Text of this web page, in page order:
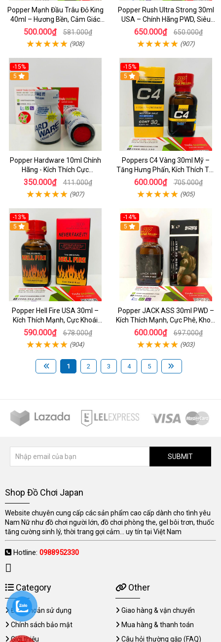
Popper Mạnh Đầu Trâu Đỏ King
40ml – Hương Bền, Cảm Giác
Lâu, Chuẩn Cho Top & Bot
500.000₫ 581.000₫
(908)
Popper Rush Ultra Strong 30ml
USA – Chính Hãng PWD, Siêu
Kích Thích & Tăng Khoái Cảm
650.000₫ 650.000₫
(907)
-15%
5
Popper Hardware 10ml Chính
Hãng - Kích Thích Cực
Nhanh_Hưng Phấn Tột Đỉnh_
Dành Cho LGBT
350.000₫ 411.000₫
(907)
-15%
5
Poppers C4 Vàng 30ml Mỹ –
Tăng Hưng Phấn, Kích Thích Tột
Độ Cho Top & Bot
600.000₫ 705.000₫
(905)
-13%
5
Popper Hell Fire USA 30ml –
Kích Thích Mạnh, Cực Khoái
Thăng Hoa - dochoijapan.com
590.000₫ 678.000₫
(904)
-14%
5
Popper JACK ASS 30ml PWD –
Kích Thích Mạnh, Cực Phê, Khoái
Cảm
600.000₫ 697.000₫
(903)
1 2 3 4 5
SUBMIT
Shop Đồ Chơi Japan
Website chuyên cung cấp các sản phẩm cao cấp dành cho tình yêu
Nam Nữ như đồ chơi người lớn, đồ chơi phòng the, gel bôi trơn, thuốc
tăng cường sinh lý, thời trang gợi cảm... uy tín tại Việt Nam
Hotline: 0988952330
Category
Điều khoản sử dụng
Chính sách bảo mật
Giới thiệu
Other
Giao hàng & vận chuyển
Mua hàng & thanh toán
Câu hỏi thường gặp (FAQ)